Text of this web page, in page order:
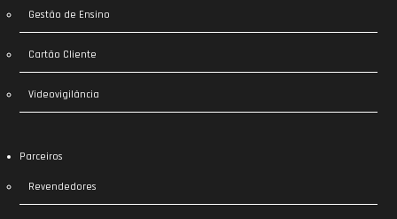
Gestão de Ensino
Cartão Cliente
Videovigilância
Parceiros
Revendedores